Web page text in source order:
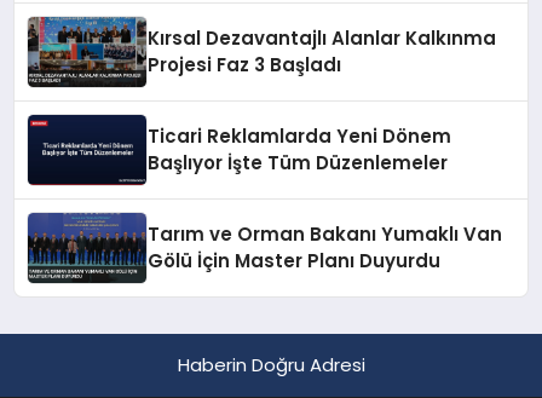
Kırsal Dezavantajlı Alanlar Kalkınma
Projesi Faz 3 Başladı
Ticari Reklamlarda Yeni Dönem
Başlıyor İşte Tüm Düzenlemeler
Tarım ve Orman Bakanı Yumaklı Van
Gölü İçin Master Planı Duyurdu
Haberin Doğru Adresi